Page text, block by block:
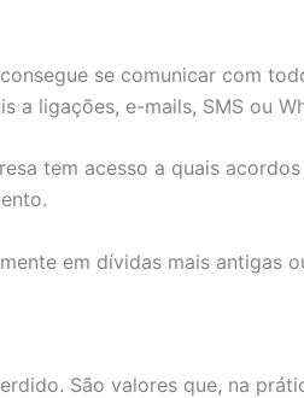
se comunicar com
a ligações, e-mails, SMS ou
tem acesso a quais
em dívidas mais antigas
São valores que, na